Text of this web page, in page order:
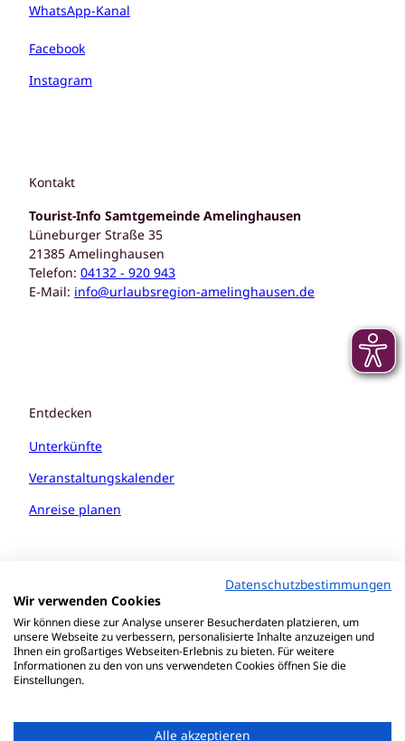
WhatsApp-Kanal
Facebook
Instagram
Kontakt
Tourist-Info Samtgemeinde Amelinghausen
Lüneburger Straße 35
21385 Amelinghausen
Telefon: 04132 - 920 943
E-Mail: info@urlaubsregion-amelinghausen.de
Entdecken
Unterkünfte
Veranstaltungskalender
Anreise planen
Datenschutzbestimmungen
Wir verwenden Cookies
Wir können diese zur Analyse unserer Besucherdaten platzieren, um
unsere Webseite zu verbessern, personalisierte Inhalte anzuzeigen und
Ihnen ein großartiges Webseiten-Erlebnis zu bieten. Für weitere
Informationen zu den von uns verwendeten Cookies öffnen Sie die
Einstellungen.
Alle akzeptieren